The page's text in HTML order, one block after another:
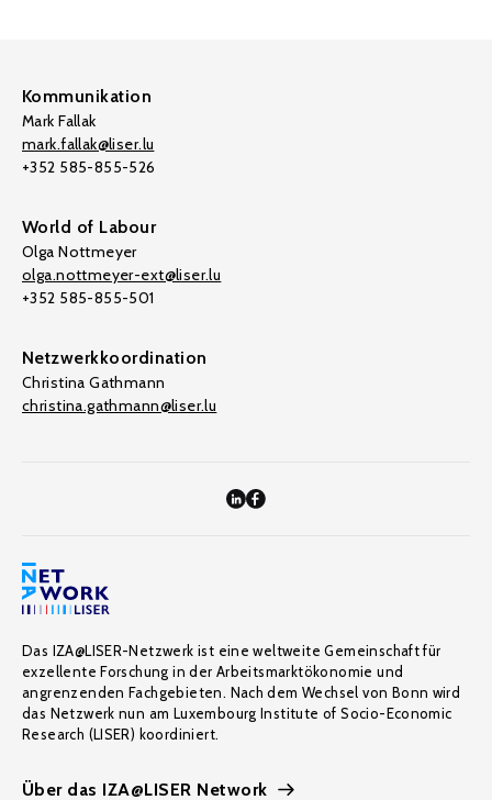
Kommunikation
Mark Fallak
mark.fallak@liser.lu
+352 585-855-526
World of Labour
Olga Nottmeyer
olga.nottmeyer-ext@liser.lu
+352 585-855-501
Netzwerkkoordination
Christina Gathmann
christina.gathmann@liser.lu
Das IZA@LISER-Netzwerk ist eine weltweite Gemeinschaft für
exzellente Forschung in der Arbeitsmarktökonomie und
angrenzenden Fachgebieten. Nach dem Wechsel von Bonn wird
das Netzwerk nun am Luxembourg Institute of Socio-Economic
Research (LISER) koordiniert.
Über das IZA@LISER Network